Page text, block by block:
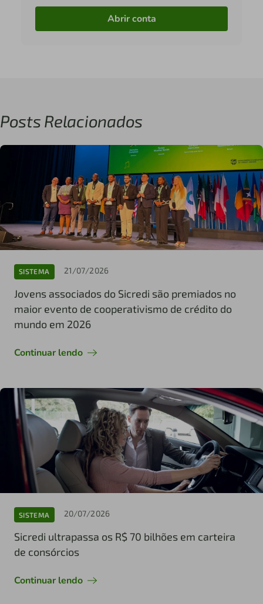
Abrir conta
Posts Relacionados
SISTEMA 21/07/2026
Jovens associados do Sicredi são premiados no
maior evento de cooperativismo de crédito do
mundo em 2026
Continuar lendo
SISTEMA 20/07/2026
Sicredi ultrapassa os R$ 70 bilhões em carteira
de consórcios
Continuar lendo